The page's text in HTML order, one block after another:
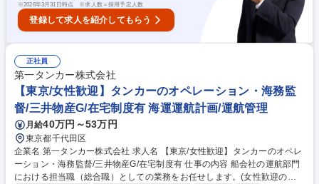
※2026年3月31日時点 ※求人数＝採用予定人数
登録して求人を紹介してもらう
正社員
第一タンカー株式会社
【東京/女性歓迎】タンカーのオペレーション・海務監
督/三井物産G/在宅制度有 海運運航計画/運航管理
月給40万円～53万円
東京都千代田区
企業名 第一タンカー株式会社 求人名 【東京/女性歓迎】タンカーのオペレ
ーション・海務監督/三井物産G/在宅制度有 仕事の内容 船会社の運航部門
における担当職（総合職）としての業務をお任せします。(女性歓迎のポ